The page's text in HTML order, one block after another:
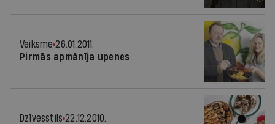
Veiksme 26.01.2011.
Pirmās apmānīja upenes
Dzīvesstils 22.12.2010.